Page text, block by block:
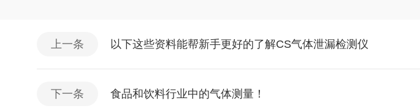
上一条 以下这些资料能帮新手更好的了解CS气体泄漏检测仪
下一条 食品和饮料行业中的气体测量！